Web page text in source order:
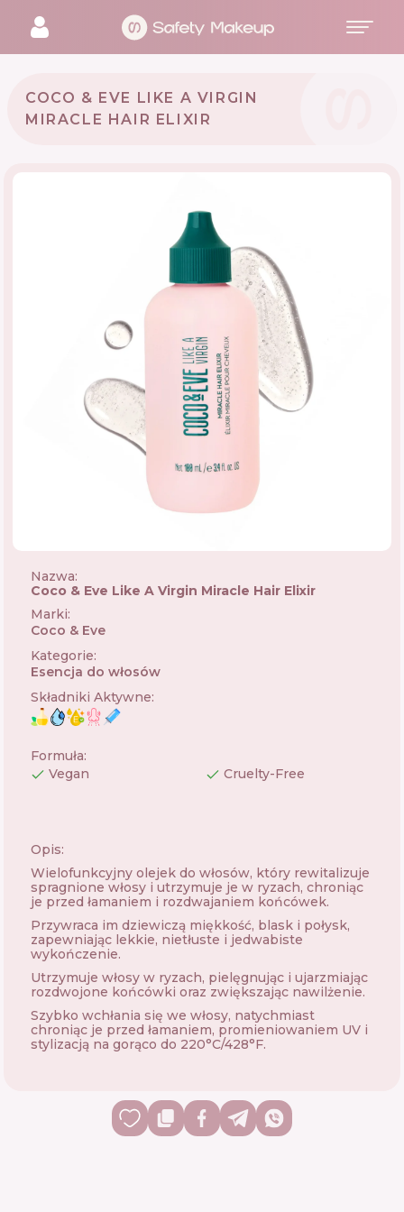
COCO & EVE LIKE A VIRGIN
MIRACLE HAIR ELIXIR
Nazwa:
Coco & Eve Like A Virgin Miracle Hair Elixir
Marki:
Coco & Eve
Kategorie:
Esencja do włosów
Składniki Aktywne:
Formuła:
Vegan
Cruelty-Free
Opis:
Wielofunkcyjny olejek do włosów, który rewitalizuje
spragnione włosy i utrzymuje je w ryzach, chroniąc
je przed łamaniem i rozdwajaniem końcówek.
Przywraca im dziewiczą miękkość, blask i połysk,
zapewniając lekkie, nietłuste i jedwabiste
wykończenie.
Utrzymuje włosy w ryzach, pielęgnując i ujarzmiając
rozdwojone końcówki oraz zwiększając nawilżenie.
Szybko wchłania się we włosy, natychmiast
chroniąc je przed łamaniem, promieniowaniem UV i
stylizacją na gorąco do 220°C/428°F.